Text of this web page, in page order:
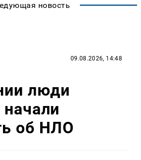
новость
09.08.2026, 14:48
люди
об НЛО